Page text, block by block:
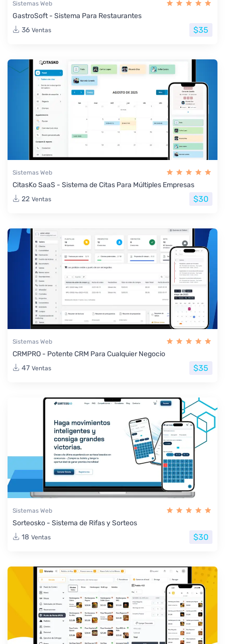
Sistemas Web
GastroSoft - Sistema Para Restaurantes
36 Ventas $35
Sistemas Web
CitasKo SaaS - Sistema de Citas Para Múltiples Empresas
22 Ventas $30
Sistemas Web
CRMPRO - Potente CRM Para Cualquier Negocio
47 Ventas $35
Sistemas Web
Sorteosko - Sistema de Rifas y Sorteos
18 Ventas $30